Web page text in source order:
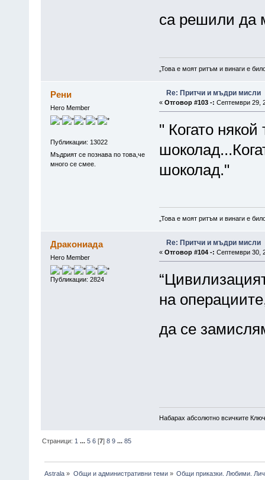
са решили да
„Това е моят ритъм и винаги е
Рени
Hero Member
Публикации: 13022
Мъдрият се познава по това,че
много се смее.
Re: Притчи и мъдри мисли
« Отговор #103 -: Септември 29,
" Когато
шоколад."
„Това е моят ритъм и винаги е
Дракониада
Hero Member
Публикации: 2824
Re: Притчи и мъдри мисли
« Отговор #104 -: Септември 30,
на
да се
Набарах абсолютно всичките
Страници: 1 ...5 6 [7]8 9 ...85
Astrala » Общи и административни теми» Общи приказки. Любими.